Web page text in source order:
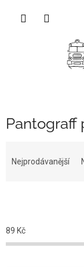
Pantograff
p
r
o
Nejprodávanější
89 Kč